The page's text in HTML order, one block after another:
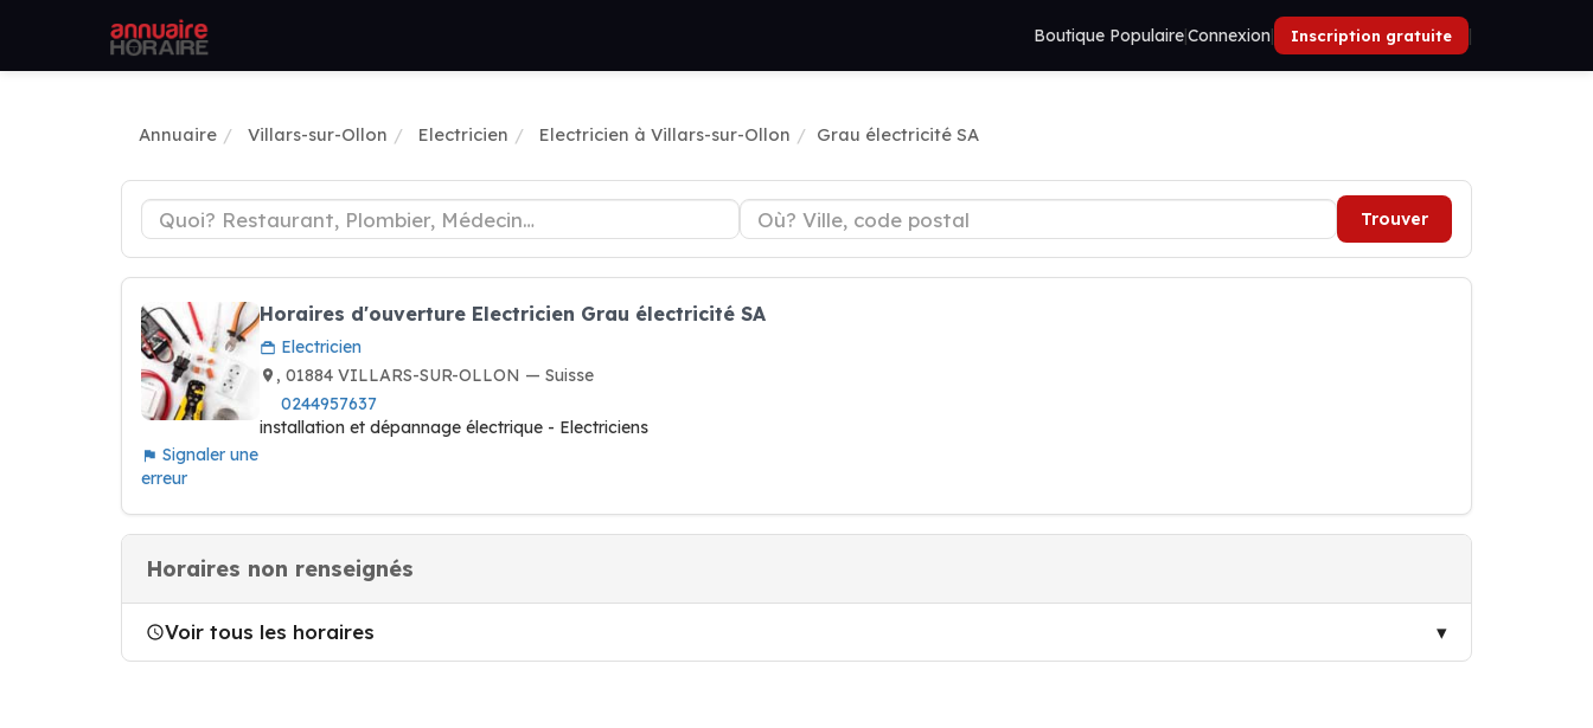
Boutique Populaire|Connexion| Inscription gratuite |
Annuaire Villars-sur-Ollon Electricien Electricien à Villars-sur-Ollon Grau électricité SA
Trouver
Signaler une
erreur
Horaires d'ouverture Electricien Grau électricité SA
Electricien
, 01884 VILLARS-SUR-OLLON — Suisse
0244957637
installation et dépannage électrique - Electriciens
Horaires non renseignés
Voir tous les horaires